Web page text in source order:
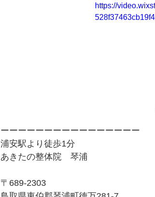
https://
ーーーーーーーーーーーーーーーー
浦安駅より徒歩1分
あきたの整体院　琴浦
〒689-2303